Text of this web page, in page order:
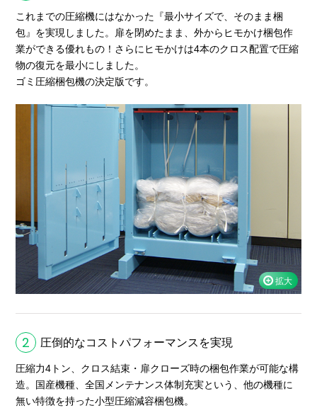
これまでの圧縮機にはなかった『最小サイズで、そのまま梱
包』を実現しました。扉を閉めたまま、外からヒモかけ梱包作
業ができる優れもの！さらにヒモかけは4本のクロス配置で圧縮
物の復元を最小にしました。
ゴミ圧縮梱包機の決定版です。
2 圧倒的なコストパフォーマンスを実現
圧縮力4トン、クロス結束・扉クローズ時の梱包作業が可能な構
造。国産機種、全国メンテナンス体制充実という、他の機種に
無い特徴を持った小型圧縮減容梱包機。